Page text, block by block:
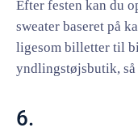
Efter festen kan du
sweater baseret på
ligesom billetter til
yndlingstøjsbutik,
6.